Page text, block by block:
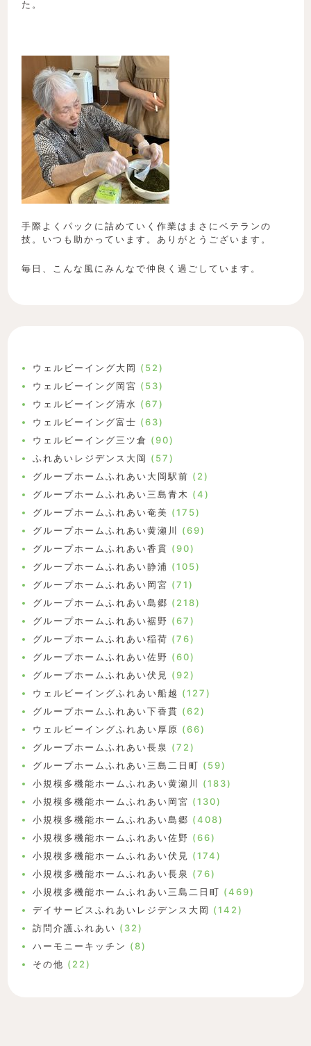
た。
手際よくパックに詰めていく作業はまさにベテランの
技。いつも助かっています。ありがとうございます。
毎日、こんな風にみんなで仲良く過ごしています。
ウェルビーイング大岡 (52)
ウェルビーイング岡宮 (53)
ウェルビーイング清水 (67)
ウェルビーイング富士 (63)
ウェルビーイング三ツ倉 (90)
ふれあいレジデンス大岡 (57)
グループホームふれあい大岡駅前 (2)
グループホームふれあい三島青木 (4)
グループホームふれあい奄美 (175)
グループホームふれあい黄瀬川
(69)
グループホームふれあい香貫 (90)
グループホームふれあい静浦 (105)
グループホームふれあい岡宮 (71)
グループホームふれあい島郷 (218)
グループホームふれあい裾野 (67)
グループホームふれあい稲荷 (76)
グループホームふれあい佐野 (60)
グループホームふれあい伏見
(92)
ウェルビーイングふれあい船越 (127)
グループホームふれあい下香貫 (62)
ウェルビーイングふれあい厚原 (66)
グループホームふれあい長泉 (72)
グループホームふれあい三島二日町 (59)
小規模多機能ホームふれあい黄瀬川
(183)
小規模多機能ホームふれあい岡宮 (130)
小規模多機能ホームふれあい島郷 (408)
小規模多機能ホームふれあい佐野 (66)
小規模多機能ホームふれあい伏見
(174)
小規模多機能ホームふれあい長泉 (76)
小規模多機能ホームふれあい三島二日町 (469)
デイサービスふれあいレジデンス大岡 (142)
訪問介護ふれあい (32)
ハーモニーキッチン (8)
その他 (22)